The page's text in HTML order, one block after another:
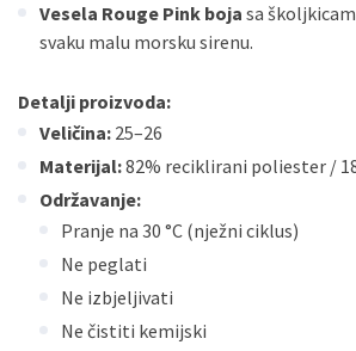
Vesela Rouge Pink boja sa
svaku malu morsku sirenu.
Detalji proizvoda:
Veličina: 25–26
Materijal:82% reciklirani poliester /
Održavanje:
Pranje na 30 °C (nježni ciklus)
Ne peglati
Ne izbjeljivati
Ne čistiti kemijski